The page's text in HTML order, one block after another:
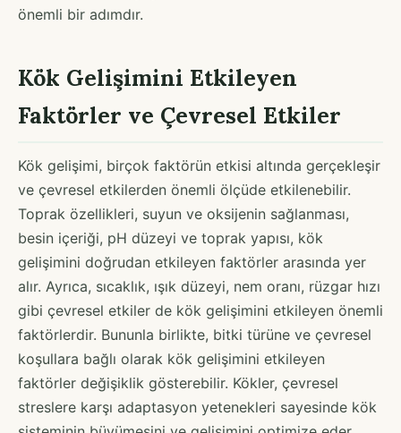
önemli bir adımdır.
Kök Gelişimini Etkileyen
Faktörler ve Çevresel Etkiler
Kök gelişimi, birçok faktörün etkisi altında gerçekleşir
ve çevresel etkilerden önemli ölçüde etkilenebilir.
Toprak özellikleri, suyun ve oksijenin sağlanması,
besin içeriği, pH düzeyi ve toprak yapısı, kök
gelişimini doğrudan etkileyen faktörler arasında yer
alır. Ayrıca, sıcaklık, ışık düzeyi, nem oranı, rüzgar hızı
gibi çevresel etkiler de kök gelişimini etkileyen önemli
faktörlerdir. Bununla birlikte, bitki türüne ve çevresel
koşullara bağlı olarak kök gelişimini etkileyen
faktörler değişiklik gösterebilir. Kökler, çevresel
streslere karşı adaptasyon yetenekleri sayesinde kök